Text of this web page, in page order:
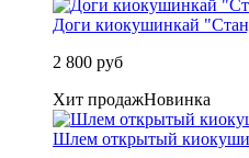
Доги киокушинкай
2 800 руб
Хит продажНовинка
Шлем открытый